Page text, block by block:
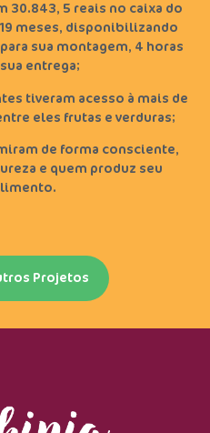
30.843,75 reais no caixa do
meses, disponibilizando
sua montagem, 4 horas
entrega;
tiveram acesso à mais de
eles frutas e verduras;
de forma consciente,
e quem produz seu
Projetos